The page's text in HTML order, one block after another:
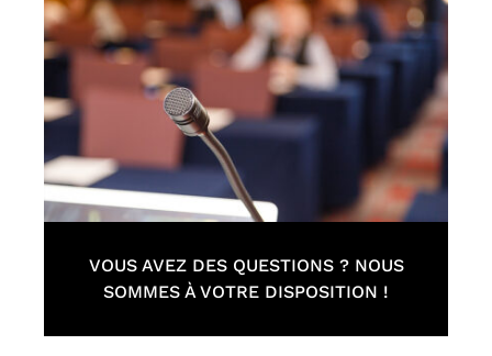
VOUS AVEZ DES QUESTIONS ? NOUS
SOMMES À VOTRE DISPOSITION !